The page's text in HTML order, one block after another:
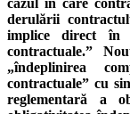
cazul în care
derulării
implice direct în
contractuale.”
„îndeplinirea
contractuale” cu
reglementară a